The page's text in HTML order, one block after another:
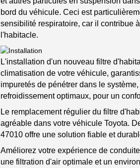
bord du véhicule. Ceci est
sensibilité respiratoire, car il contribue
l'habitacle.
L'installation d'un nouveau filtre
climatisation de votre véhicule,
impuretés de pénétrer dans le
refroidissement optimaux, pour un
Le remplacement régulier du filtre
agréable dans votre véhicule Toyota.
47010 offre une solution fiable et
Améliorez votre expérience de
une filtration d'air optimale et un